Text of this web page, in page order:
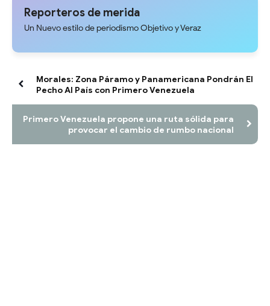
Reporteros de merida
Un Nuevo estilo de periodismo Objetivo y Veraz
Morales: Zona Páramo y Panamericana Pondrán El
Pecho Al País con Primero Venezuela
Primero Venezuela propone una ruta sólida para
provocar el cambio de rumbo nacional